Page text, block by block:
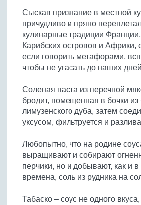
Яйца
Крупы
Сыскав признание в местной
причудливо и пряно
кулинарные традиции
Карибских островов и Африки,
если говорить метафорами,
чтобы не угасать до наших
Соленая паста из перечной
бродит, помещенная в бочки из
лимузенского дуба, затем
уксусом, фильтруется и
Любопытно, что на родине
выращивают и собирают
перчики, но и добывают, как и
времена, соль из рудника на
Табаско – соус не одного